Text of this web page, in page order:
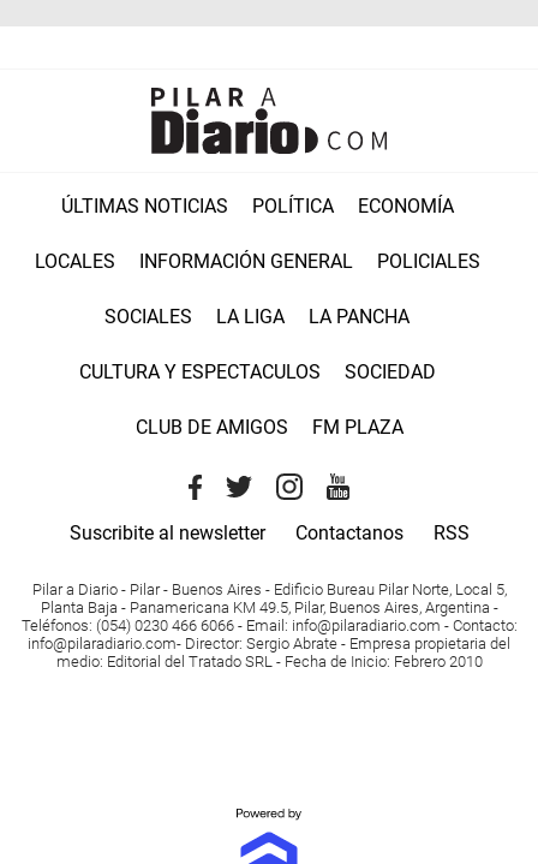
ÚLTIMAS NOTICIAS POLÍTICA ECONOMÍA
LOCALES INFORMACIÓN GENERAL POLICIALES
SOCIALES LA LIGA LA PANCHA
CULTURA Y ESPECTACULOS SOCIEDAD
CLUB DE AMIGOS FM PLAZA
Suscribite al newsletter Contactanos RSS
Pilar a Diario - Pilar - Buenos Aires - Edificio Bureau Pilar Norte, Local 5,
Planta Baja - Panamericana KM 49.5, Pilar, Buenos Aires, Argentina -
Teléfonos: (054) 0230 466 6066 - Email : info@pilaradiario.com - Contacto:
info@pilaradiario.com- Director: Sergio Abrate - Empresa propietaria del
medio: Editorial del Tratado SRL - Fecha de Inicio: Febrero 2010